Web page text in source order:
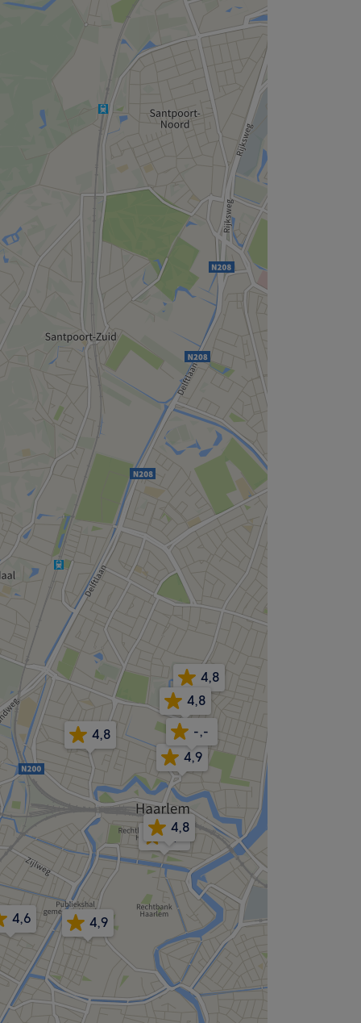
4,9
4,8
4,8
4,9
4,9
4,8
4,8
4,6
-,-